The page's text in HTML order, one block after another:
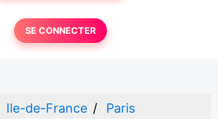
SE CONNECTER
Ile-de-France Paris